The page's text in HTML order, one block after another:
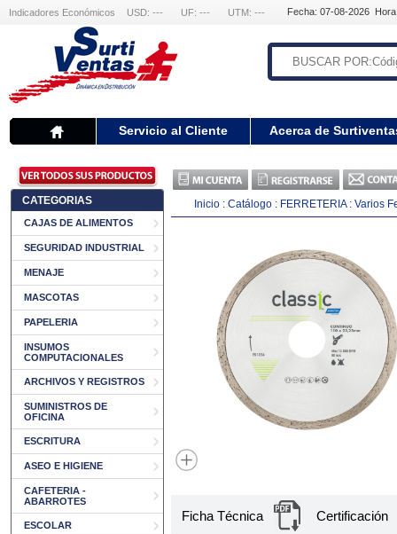
Indicadores Económicos USD: --- UF: --- UTM: --- Fecha: 07-08-2026
Servicio al Cliente Acerca de
CATEGORIAS
CAJAS DE ALIMENTOS
SEGURIDAD INDUSTRIAL
MENAJE
MASCOTAS
PAPELERIA
INSUMOS
COMPUTACIONALES
ARCHIVOS Y REGISTROS
SUMINISTROS DE
OFICINA
ESCRITURA
ASEO E HIGIENE
CAFETERIA -
ABARROTES
ESCOLAR
Inicio : Catálogo : FERRETERIA: Varios
Ficha Técnica Certificación